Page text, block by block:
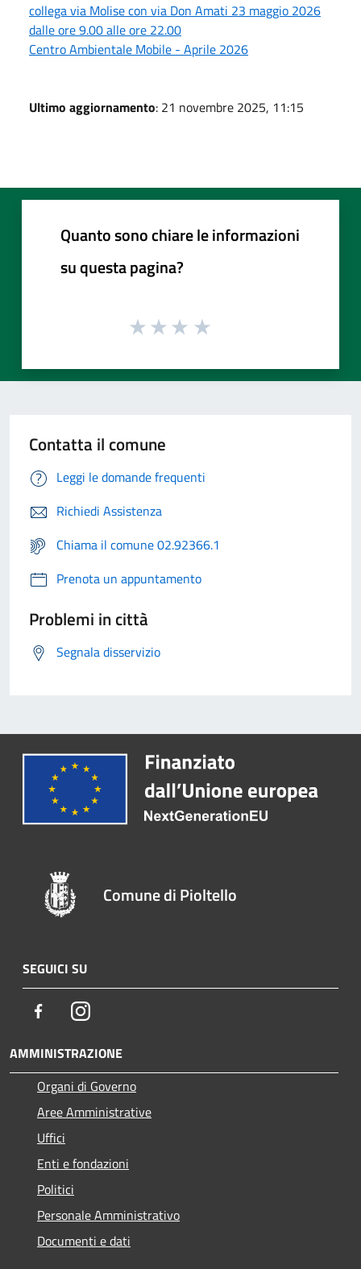
collega via Molise con via Don Amati 23 maggio 2026
dalle ore 9.00 alle ore 22.00
Centro Ambientale Mobile - Aprile 2026
Ultimo aggiornamento: 21 novembre 2025, 11:15
Quanto sono chiare le informazioni
su questa pagina?
Contatta il comune
Leggi le domande frequenti
Richiedi Assistenza
Chiama il comune 02.92366.1
Prenota un appuntamento
Problemi in città
Segnala disservizio
Comune di Pioltello
SEGUICI SU
FacebookInstagram
AMMINISTRAZIONE
Organi di Governo
Aree Amministrative
Uffici
Enti e fondazioni
Politici
Personale Amministrativo
Documenti e dati